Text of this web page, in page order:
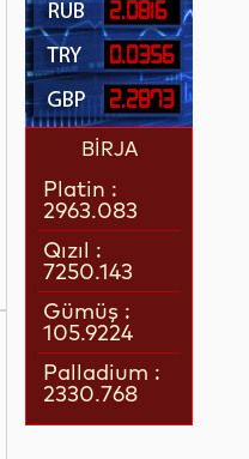
2.0816
0.0356
2.2873
BİRJA
Platin :
2963.083
Qızıl :
7250.143
Gümüş :
105.9224
Palladium :
2330.768